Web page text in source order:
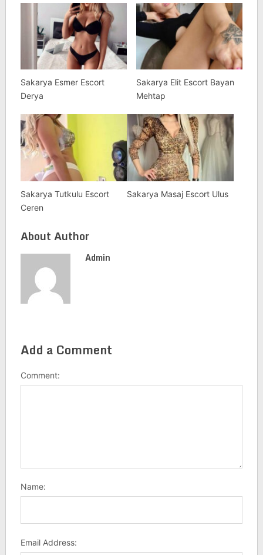
Sakarya Esmer Escort
Derya
Sakarya Elit Escort Bayan
Mehtap
Sakarya Tutkulu Escort
Ceren
Sakarya Masaj Escort Ulus
About Author
Admin
Add a Comment
Comment:
Name:
Email Address: